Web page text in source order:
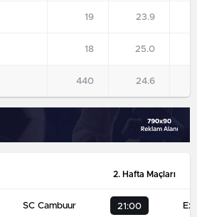
19 23.9
18 25.0
440 24.6
2. Hafta Maçları
SC Cambuur 21:00